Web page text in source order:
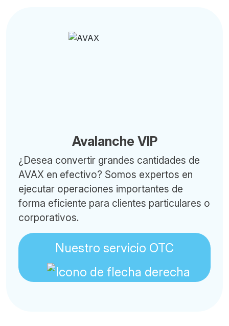
Avalanche VIP
¿Desea convertir grandes cantidades de
AVAX en efectivo? Somos expertos en
ejecutar operaciones importantes de
forma eficiente para clientes particulares o
corporativos.
Nuestro servicio OTC